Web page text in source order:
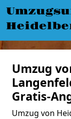
Umzug
Gratis-
Umzug von